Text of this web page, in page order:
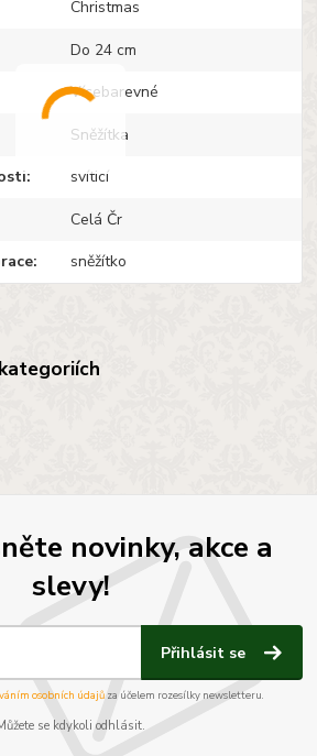
Christmas
Do 24 cm
Vícebarevné
Sněžítka
svíticí
Celá Čr
sněžítko
novinky, akce a
slevy!
Přihlásit se
osobních údajůza účelem rozesílky newsletteru.
se kdykoli odhlásit.